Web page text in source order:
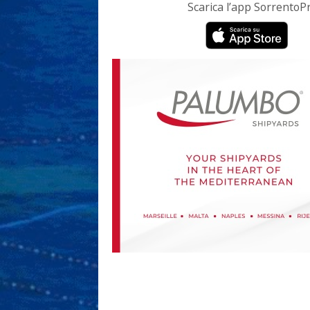
Scarica l’app